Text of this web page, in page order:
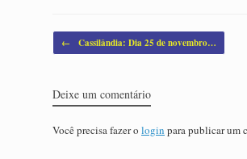
Post navigation
← Cassilândia: Dia 25 de novembro…
Deixe um comentário
Você precisa fazer o login para publicar um